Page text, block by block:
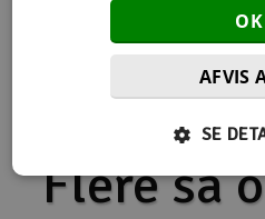
Gavekort
Del af PartFinder
HPI Baja
HPI Baja
Flere så
OK
AFVIS
SE